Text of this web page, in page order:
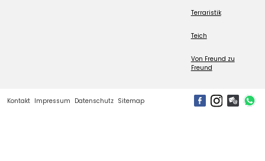
Terraristik
Teich
Von Freund zu
Freund
Kontakt Impressum Datenschutz Sitemap